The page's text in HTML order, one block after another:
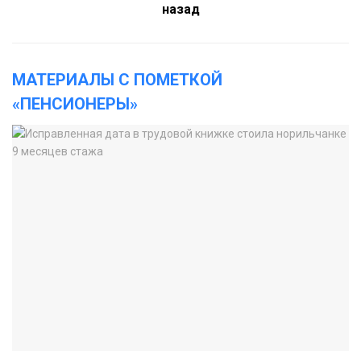
назад
МАТЕРИАЛЫ С ПОМЕТКОЙ
«ПЕНСИОНЕРЫ»